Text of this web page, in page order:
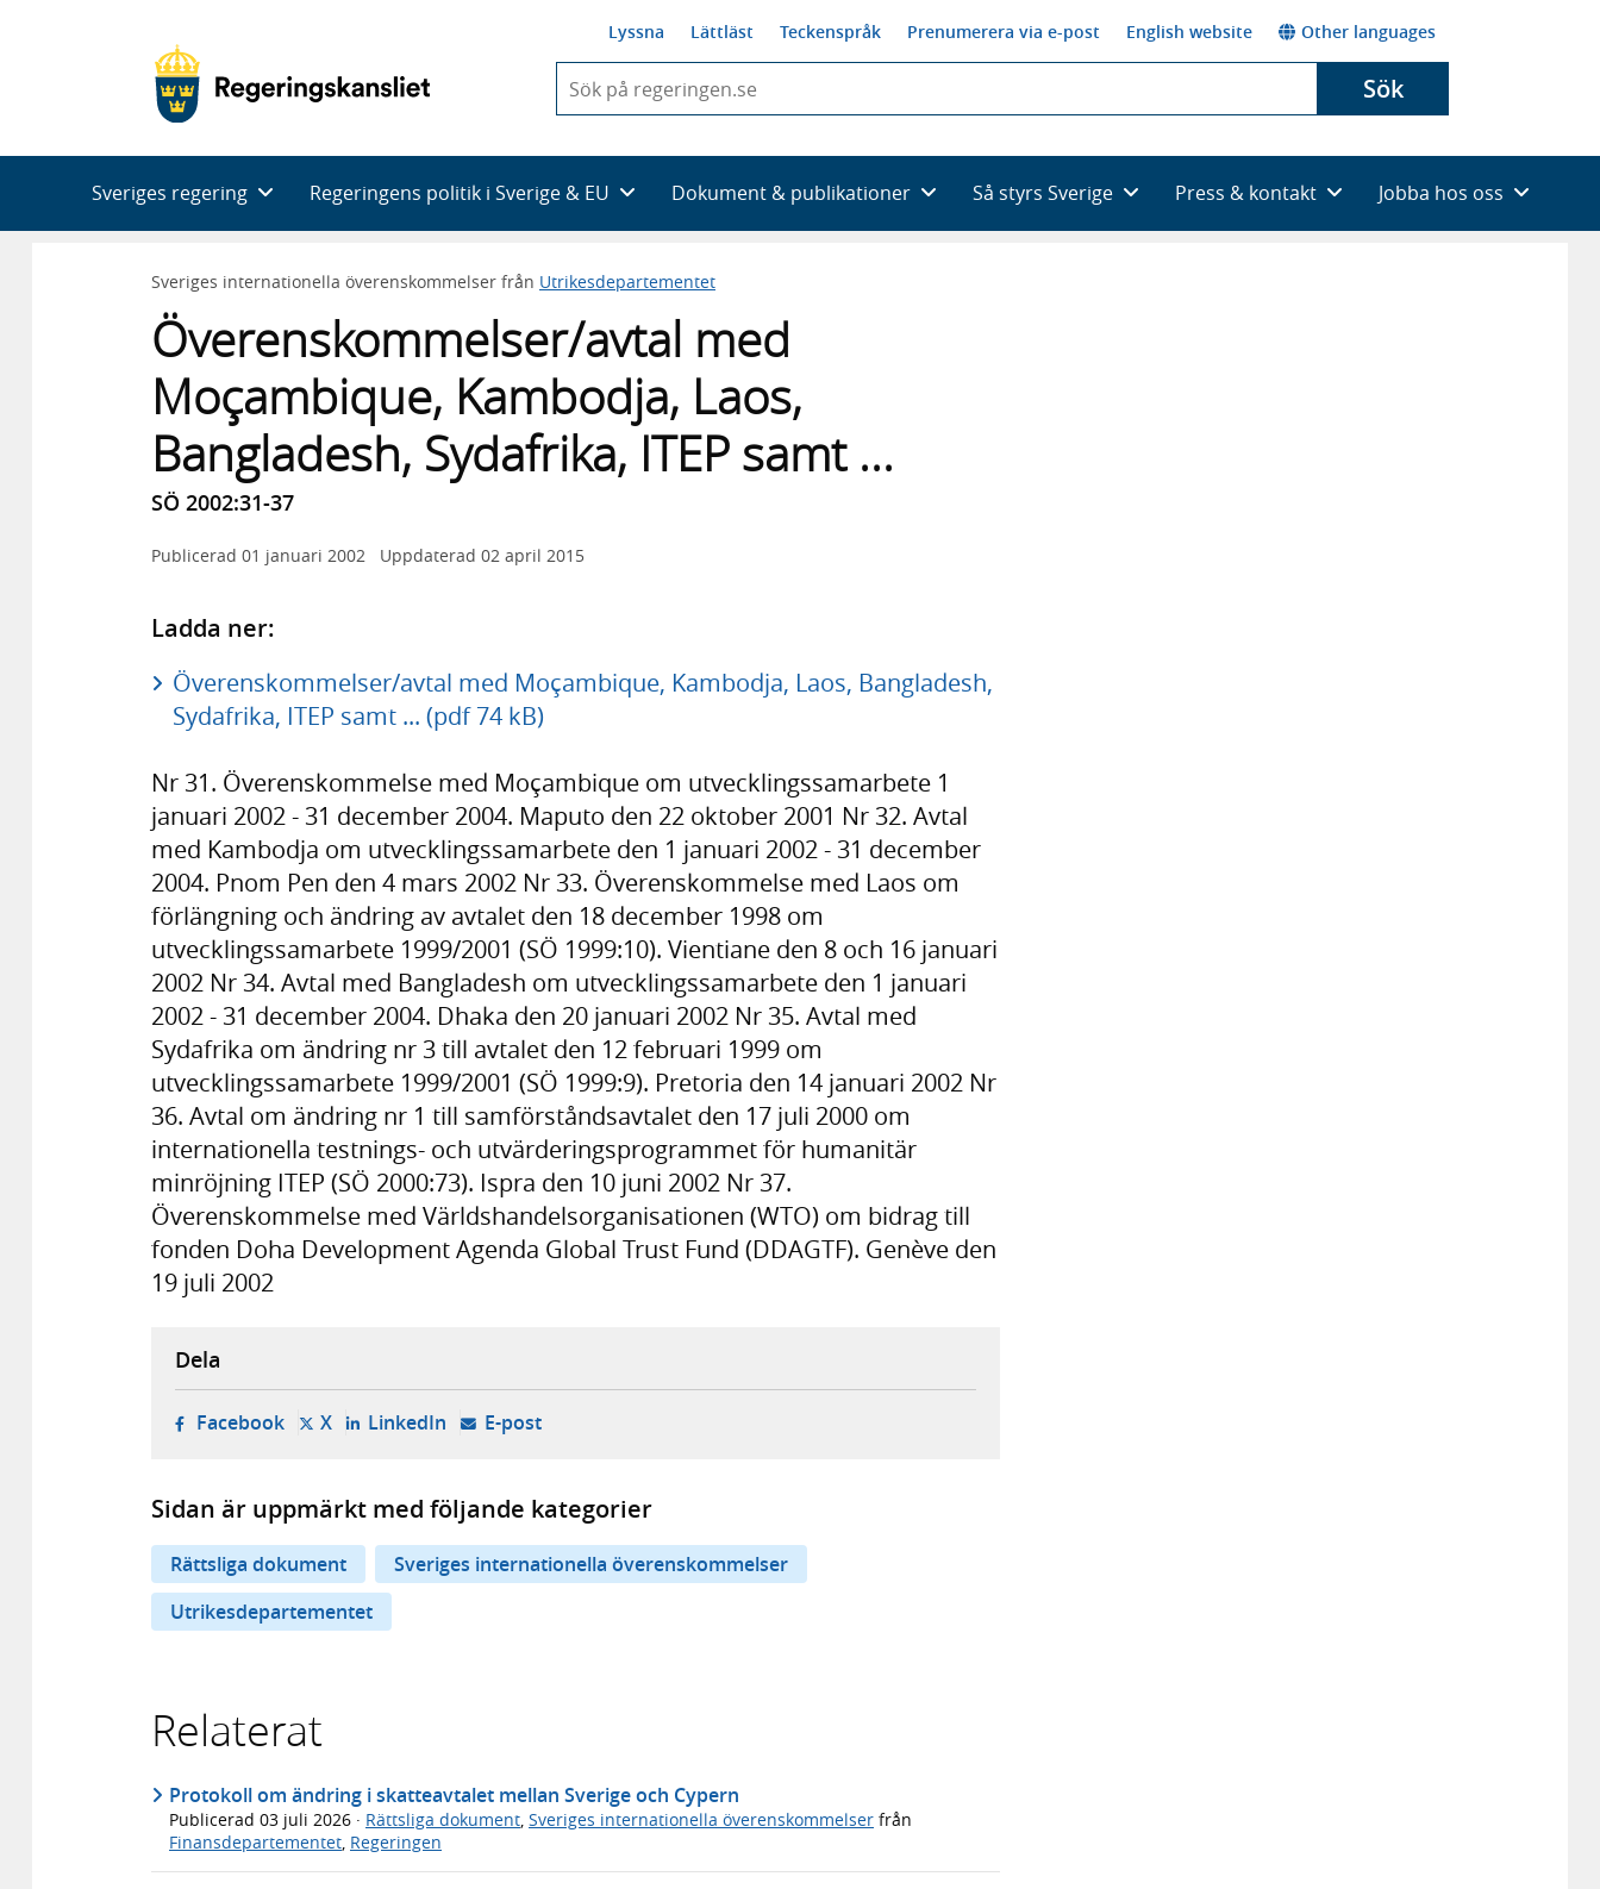
Lyssna Lättläst Teckenspråk Prenumerera via e-post English website Other languages
du
skriva
framträder
en
med
Sök
Sveriges regering Regeringens politik i Sverige & EU Dokument & publikationer Så styrs Sverige Press & kontakt Jobba hos oss
Sveriges internationella överenskommelser från Utrikesdepartementet
Överenskommelser/avtal med
Moçambique, Kambodja, Laos,
Bangladesh, Sydafrika, ITEP samt ...
SÖ 2002:31-37
Publicerad 01 januari 2002 Uppdaterad 02 april 2015
Ladda ner:
Överenskommelser/avtal med Moçambique, Kambodja, Laos, Bangladesh,
Sydafrika, ITEP samt ... (pdf 74 kB)
Nr 31. Överenskommelse med Moçambique om utvecklingssamarbete 1
januari 2002 - 31 december 2004. Maputo den 22 oktober 2001 Nr 32. Avtal
med Kambodja om utvecklingssamarbete den 1 januari 2002 - 31 december
2004. Pnom Pen den 4 mars 2002 Nr 33. Överenskommelse med Laos om
förlängning och ändring av avtalet den 18 december 1998 om
utvecklingssamarbete 1999/2001 (SÖ 1999:10). Vientiane den 8 och 16 januari
2002 Nr 34. Avtal med Bangladesh om utvecklingssamarbete den 1 januari
2002 - 31 december 2004. Dhaka den 20 januari 2002 Nr 35. Avtal med
Sydafrika om ändring nr 3 till avtalet den 12 februari 1999 om
utvecklingssamarbete 1999/2001 (SÖ 1999:9). Pretoria den 14 januari 2002 Nr
36. Avtal om ändring nr 1 till samförståndsavtalet den 17 juli 2000 om
internationella testnings- och utvärderingsprogrammet för humanitär
minröjning ITEP (SÖ 2000:73). Ispra den 10 juni 2002 Nr 37.
Överenskommelse med Världshandelsorganisationen (WTO) om bidrag till
fonden Doha Development Agenda Global Trust Fund (DDAGTF). Genève den
19 juli 2002
Dela
Facebook- öppnas i ny flik, extern webbplats,
X- öppnas i ny flik, extern webbplats,
LinkedIn- öppnas i ny flik, extern webbplats,
E-post- öppnar din e-postklient,
Sidan är uppmärkt med följande kategorier
Rättsliga dokument
Sveriges internationella överenskommelser
Utrikesdepartementet
Relaterat
Protokoll om ändring i skatteavtalet mellan Sverige och Cypern
Publicerad 03 juli 2026 · Rättsliga dokument Sveriges internationella överenskommelser från
Finansdepartementet Regeringen